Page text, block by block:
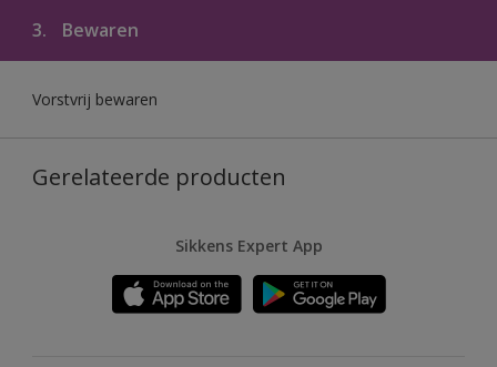
3. Bewaren
Vorstvrij bewaren
Gerelateerde producten
Sikkens Expert App